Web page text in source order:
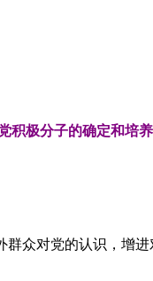
积极分子的确定和培
众对党的认识，增进